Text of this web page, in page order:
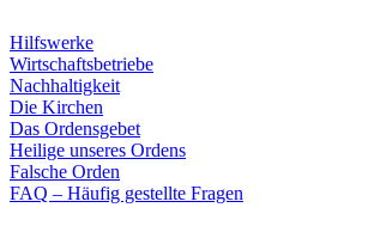
Hilfswerke
Wirtschaftsbetriebe
Nachhaltigkeit
Die Kirchen
Das Ordensgebet
Heilige unseres Ordens
Falsche Orden
FAQ – Häufig gestellte Fragen